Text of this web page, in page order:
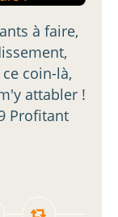
à faire,
coin-là,
attabler !
Profitant